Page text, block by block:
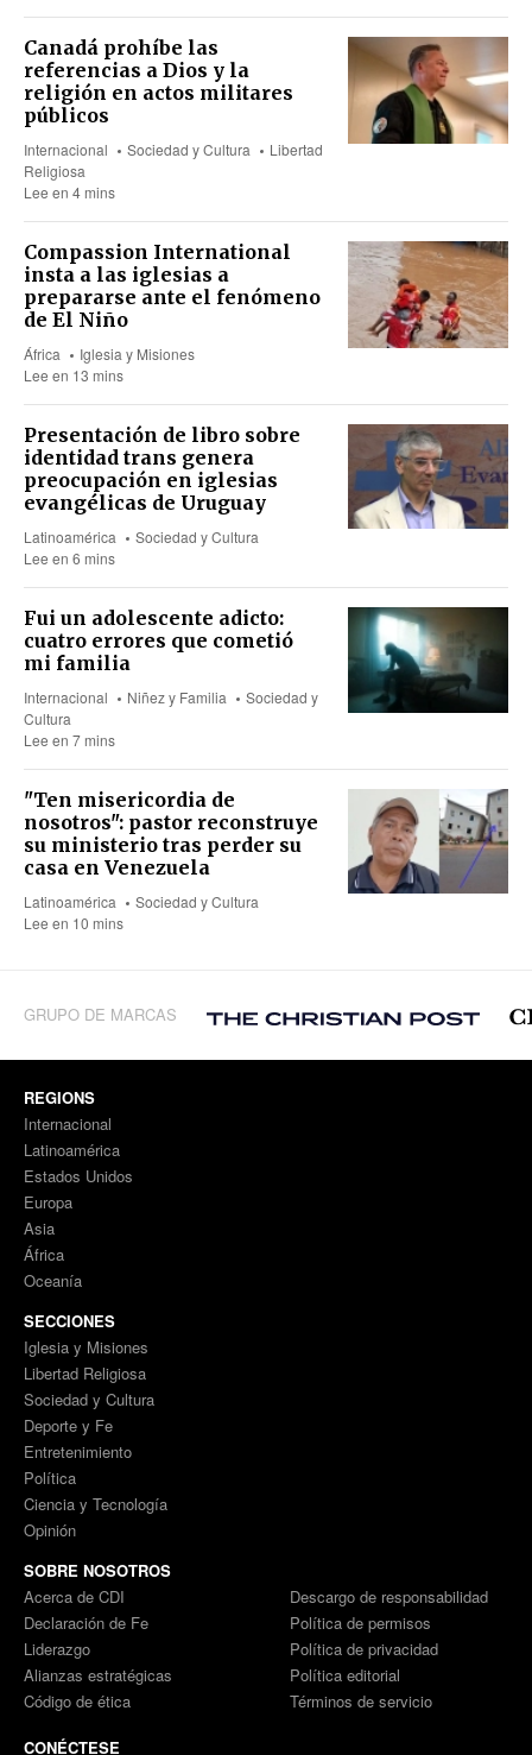
Canadá prohíbe las
referencias a Dios y la
religión en actos militares
públicos
Internacional Sociedad y Cultura
Libertad
Religiosa
Lee en 4 mins
Compassion International
insta a las iglesias a
prepararse ante el fenómeno
de El Niño
África
Iglesia y Misiones
Lee en 13 mins
Presentación de libro sobre
identidad trans genera
preocupación en iglesias
evangélicas de Uruguay
Latinoamérica
Sociedad y Cultura
Lee en 6 mins
Fui un adolescente adicto:
cuatro errores que cometió
mi familia
Internacional Niñez y Familia
Sociedad y
Cultura
Lee en 7 mins
"Ten misericordia de
nosotros": pastor reconstruye
su ministerio tras perder su
casa en Venezuela
Latinoamérica
Sociedad y Cultura
Lee en 10 mins
GRUPO DE MARCAS
REGIONS
Internacional
Latinoamérica
Estados Unidos
Europa
Asia
África
Oceanía
SECCIONES
Iglesia y Misiones
Libertad Religiosa
Sociedad y Cultura
Deporte y Fe
Entretenimiento
Política
Ciencia y Tecnología
Opinión
SOBRE NOSOTROS
Acerca de CDI
Declaración de Fe
Liderazgo
Alianzas estratégicas
Código de ética
Descargo de responsabilidad
Política de permisos
Política de privacidad
Política editorial
Términos de servicio
CONÉCTESE